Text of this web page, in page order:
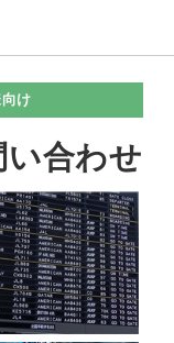
け
合わせ